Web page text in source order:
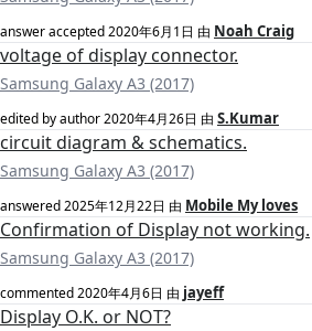
answer accepted2020年6月1日 由 Noah Craig
voltage of display connector.
Samsung Galaxy A3 (2017)
edited by author2020年4月26日 由 S.Kumar
circuit diagram & schematics.
Samsung Galaxy A3 (2017)
answered2025年12月22日 由 Mobile My loves
Confirmation of Display not working.
Samsung Galaxy A3 (2017)
commented2020年4月6日 由 jayeff
Display O.K. or NOT?